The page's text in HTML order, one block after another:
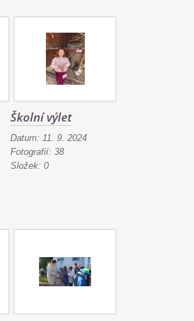
Školní výlet
Datum: 11. 9. 2024
Fotografií: 38
Složek: 0